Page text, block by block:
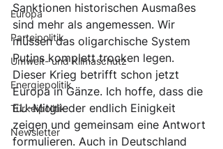
Europa
Parteipolitik
Umwelt- und Klimaschutz
Energiepolitik
Türkeipolitik
Newsletter
Sanktionen historischen Ausmaßes
sind mehr als angemessen. Wir
müssen das oligarchische System
Putins komplett trocken legen.
Dieser Krieg betrifft schon jetzt
Europa in Gänze. Ich hoffe, dass die
EU-Mitglieder endlich Einigkeit
zeigen und gemeinsam eine Antwort
formulieren. Auch in Deutschland